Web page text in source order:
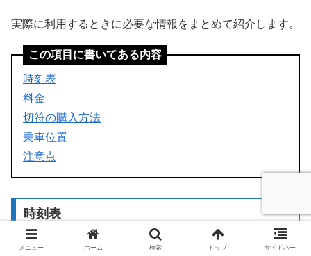
実際に利用するときに必要な情報をまとめて紹介します。
この項目に書いてある内容
時刻表
料金
切符の購入方法
乗車位置
注意点
時刻表
メニュー ホーム 検索 トップ サイドバー